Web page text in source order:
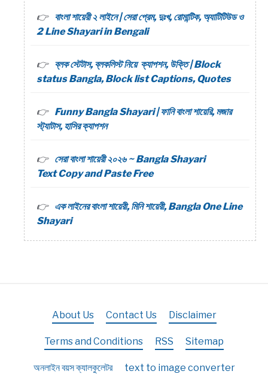
বাংলা শায়েরী ২ লাইনে | সেরা প্রেম, দুঃখ, রোমান্টিক, অ্যাটিটিউড ও
2 Line Shayari in Bengali
ব্লক স্টেটাস, ব্লকলিস্ট নিয়ে ক্যাপশন, উক্তি | Block
status Bangla, Block list Captions, Quotes
Funny Bangla Shayari | ফানি বাংলা শায়েরি, মজার
স্ট্যাটাস, হাসির ক্যাপশন
সেরা বাংলা শায়েরী ২০২৬ ~ Bangla Shayari
Text Copy and Paste Free
এক লাইনের বাংলা শায়েরী, মিনি শায়েরী, Bangla One Line
Shayari
About Us Contact Us Disclaimer
Terms and Conditions RSS Sitemap
অনলাইন বয়স ক্যালকুলেটর text to image converter